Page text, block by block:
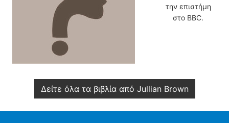
την επιστήμη
στο BBC.
Δείτε όλα τα βιβλία από Jullian Brown